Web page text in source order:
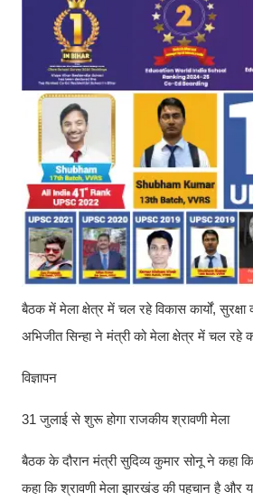
बैठक में मेला क्षेत्र में चल रहे विकास कार्यों,
अभिजीत सिन्हा ने मंत्री को मेला क्षेत्र में चल रहे
विज्ञापन
31 जुलाई से शुरू होगा राजकीय श्रावणी मेला
बैठक के दौरान मंत्री सुदिव्य कुमार सोनू ने कहा
कहा कि श्रावणी मेला झारखंड की पहचान है और